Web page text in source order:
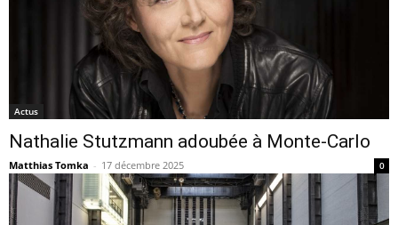
Actus
Nathalie Stutzmann adoubée à Monte-Carlo
Matthias Tomka - 17 décembre 2025 0